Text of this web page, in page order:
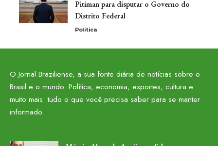
Pitiman para disputar o Governo do
Distrito Federal
Politica
O Jornal Braziliense, a sua fonte diária de notícias sobre o
Brasil e o mundo. Política, economia, esportes, cultura e
muito mais: tudo o que você precisa saber para se manter
informado.